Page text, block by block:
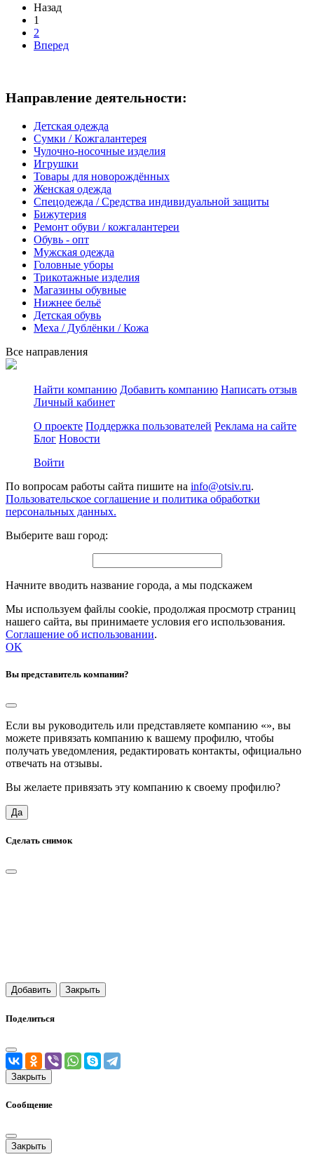
Назад
1
2
Вперед
Направление деятельности:
Детская одежда
Сумки / Кожгалантерея
Чулочно-носочные изделия
Игрушки
Товары для новорождённых
Женская одежда
Спецодежда / Средства индивидуальной защиты
Бижутерия
Ремонт обуви / кожгалантереи
Обувь - опт
Мужская одежда
Головные уборы
Трикотажные изделия
Магазины обувные
Нижнее бельё
Детская обувь
Меха / Дублёнки / Кожа
Все направления
Найти компанию Добавить компанию Написать отзыв
Личный кабинет
О проекте Поддержка пользователей Реклама на сайте
Блог Новости
Войти
По вопросам работы сайта пишите на info@otsiv.ru.
Пользовательское соглашение и политика обработки
персональных данных.
Выберите ваш город:
Начните вводить название города, а мы подскажем
Мы используем файлы cookie, продолжая просмотр страниц
нашего сайта, вы принимаете условия его использования.
Соглашение об использовании.
OK
Вы представитель компании?
Если вы руководитель или представляете компанию «», вы
можете привязать компанию к вашему профилю, чтобы
получать уведомления, редактировать контакты, официально
отвечать на отзывы.
Вы желаете привязать эту компанию к своему профилю?
Да
Сделать снимок
Добавить Закрыть
Поделиться
Закрыть
Сообщение
Закрыть